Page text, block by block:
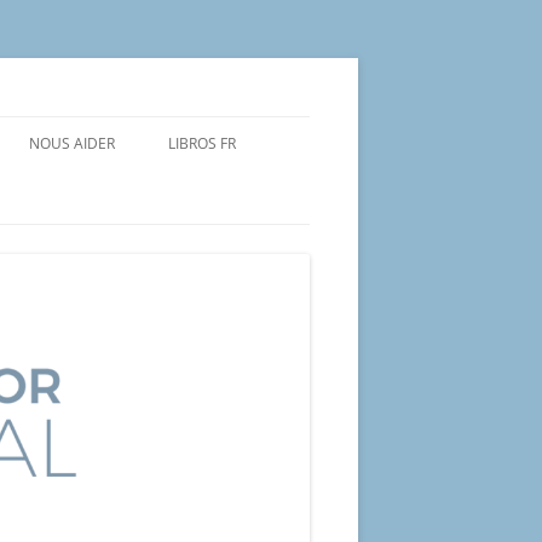
NOUS AIDER LIBROS FR